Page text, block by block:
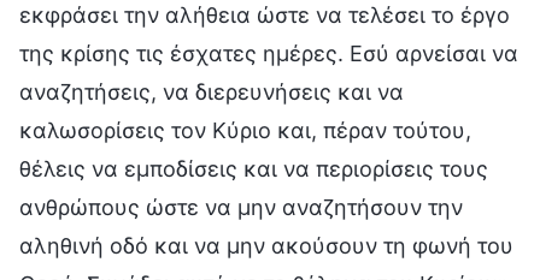
εκφράσει την αλήθεια ώστε να τελέσει το έργο
της κρίσης τις έσχατες ημέρες. Εσύ αρνείσαι να
αναζητήσεις, να διερευνήσεις και να
καλωσορίσεις τον Κύριο και, πέραν τούτου,
θέλεις να εμποδίσεις και να περιορίσεις τους
ανθρώπους ώστε να μην αναζητήσουν την
αληθινή οδό και να μην ακούσουν τη φωνή του